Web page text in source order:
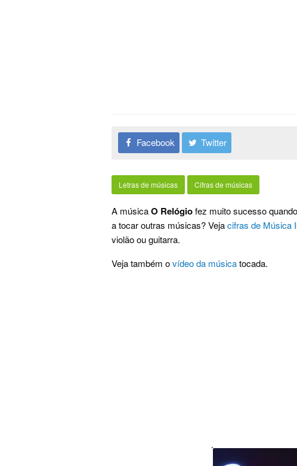
Facebook Twitter
Letras de músicas Cifras de músicas
A músicaO Relógiofez muito sucesso
a tocar outras músicas? Vejacifras de Música
violão ou guitarra.
Veja também ovídeo da músicatocada.